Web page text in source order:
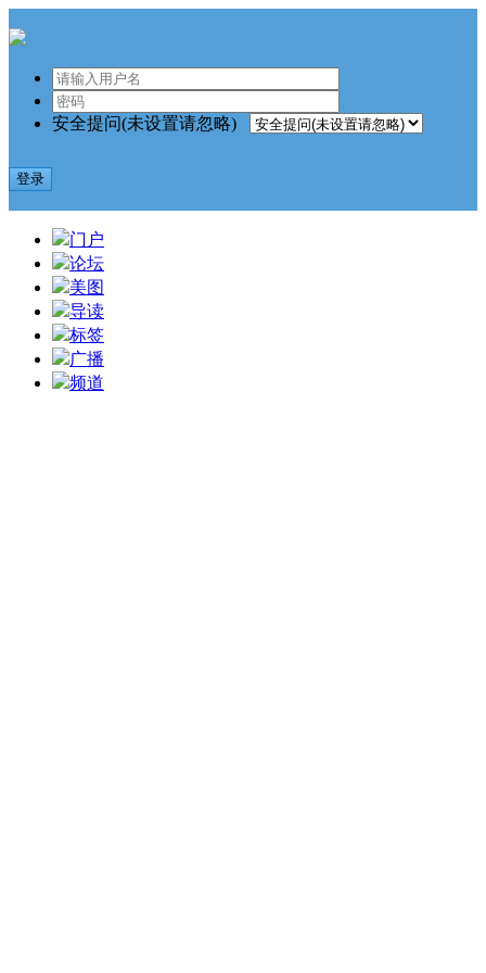
安全提问(未设置请忽略)
登录
门户
论坛
美图
导读
标签
广播
频道